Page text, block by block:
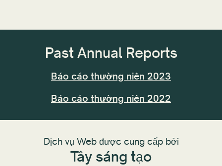
Past Annual Reports
Báo cáo thường niên 2023
Báo cáo thường niên 2022
Dịch vụ Web được cung cấp bởi
Tây sáng tạo